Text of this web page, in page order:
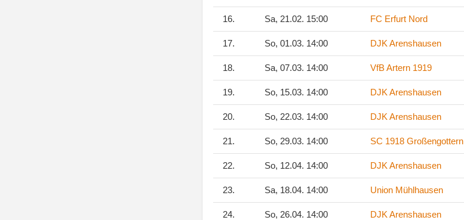
16. Sa, 21.02. 15:00 FC Erfurt Nord
17. So, 01.03. 14:00 DJK Arenshausen
18. Sa, 07.03. 14:00 VfB Artern 1919
19. So, 15.03. 14:00 DJK Arenshausen
20. So, 22.03. 14:00 DJK Arenshausen
21. So, 29.03. 14:00 SC 1918 Großengottern
22. So, 12.04. 14:00 DJK Arenshausen
23. Sa, 18.04. 14:00 Union Mühlhausen
24. So, 26.04. 14:00 DJK Arenshausen